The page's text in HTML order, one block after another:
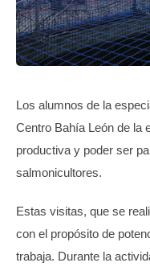
Los alumnos de la
Centro Bahía León de la
productiva y poder ser
salmonicultores.
Estas visitas, que se
con el propósito de
trabaja. Durante la